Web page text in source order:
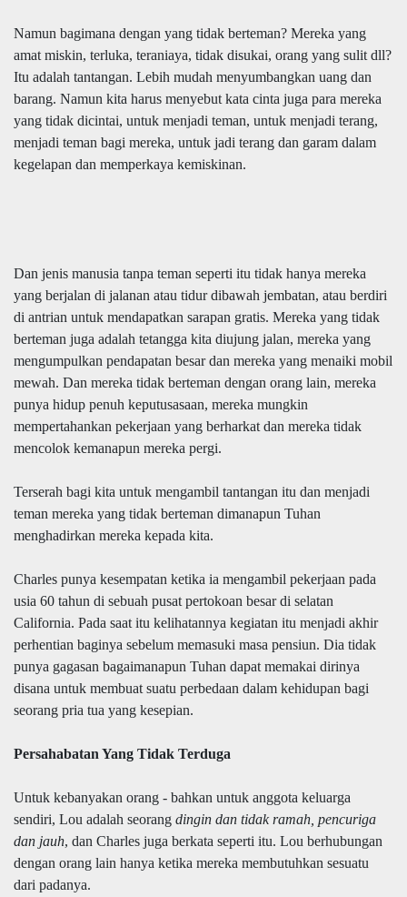
Namun bagimana dengan yang tidak berteman? Mereka yang
amat miskin, terluka, teraniaya, tidak disukai, orang yang sulit dll?
Itu adalah tantangan. Lebih mudah menyumbangkan uang dan
barang. Namun kita harus menyebut kata cinta juga para mereka
yang tidak dicintai, untuk menjadi teman, untuk menjadi terang,
menjadi teman bagi mereka, untuk jadi terang dan garam dalam
kegelapan dan memperkaya kemiskinan.
Dan jenis manusia tanpa teman seperti itu tidak hanya mereka
yang berjalan di jalanan atau tidur dibawah jembatan, atau berdiri
di antrian untuk mendapatkan sarapan gratis. Mereka yang tidak
berteman juga adalah tetangga kita diujung jalan, mereka yang
mengumpulkan pendapatan besar dan mereka yang menaiki mobil
mewah. Dan mereka tidak berteman dengan orang lain, mereka
punya hidup penuh keputusasaan, mereka mungkin
mempertahankan pekerjaan yang berharkat dan mereka tidak
mencolok kemanapun mereka pergi.
Terserah bagi kita untuk mengambil tantangan itu dan menjadi
teman mereka yang tidak berteman dimanapun Tuhan
menghadirkan mereka kepada kita.
Charles punya kesempatan ketika ia mengambil pekerjaan pada
usia 60 tahun di sebuah pusat pertokoan besar di selatan
California. Pada saat itu kelihatannya kegiatan itu menjadi akhir
perhentian baginya sebelum memasuki masa pensiun. Dia tidak
punya gagasan bagaimanapun Tuhan dapat memakai dirinya
disana untuk membuat suatu perbedaan dalam kehidupan bagi
seorang pria tua yang kesepian.
Persahabatan Yang Tidak Terduga
Untuk kebanyakan orang - bahkan untuk anggota keluarga
sendiri, Lou adalah seorang dingin dan tidak ramah, pencuriga
dan jauh, dan Charles juga berkata seperti itu. Lou berhubungan
dengan orang lain hanya ketika mereka membutuhkan sesuatu
dari padanya.